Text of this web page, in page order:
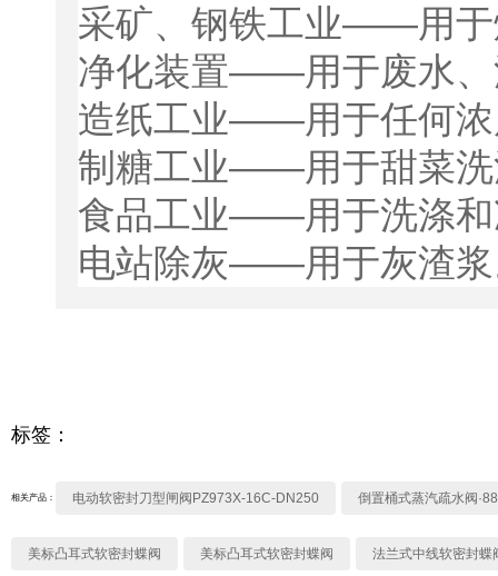
采矿、钢铁工业——用于
净化装置——用于废水、
造纸工业——用于任何浓
制糖工业——用于甜菜洗
食品工业——用于洗涤和
电站除灰——用于灰渣
标签：
相关产品： 电动软密封刀型闸阀PZ973X-16C-DN250 倒置桶式蒸汽疏水阀
美标凸耳式软密封蝶阀 美标凸耳式软密封蝶阀 法兰式中线软密封蝶